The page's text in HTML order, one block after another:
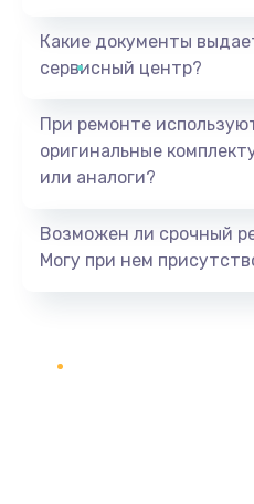
Какие документы
сервисный центр?
При ремонте
оригинальные
или аналоги?
Возможен ли срочный
Могу при нем